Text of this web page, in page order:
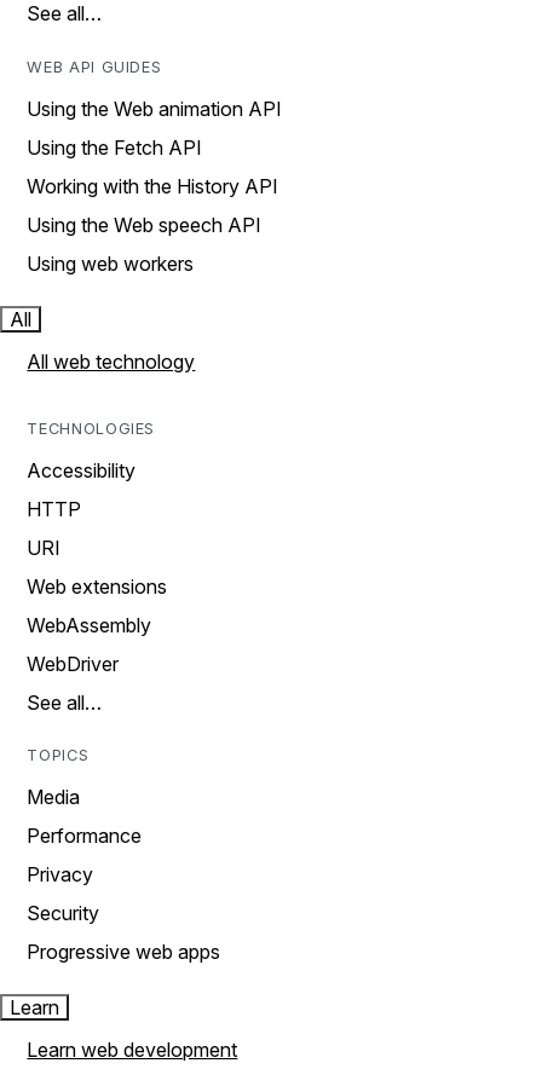
See all…
WEB API GUIDES
Using the Web animation API
Using the Fetch API
Working with the History API
Using the Web speech API
Using web workers
All
All web technology
TECHNOLOGIES
Accessibility
HTTP
URI
Web extensions
WebAssembly
WebDriver
See all…
TOPICS
Media
Performance
Privacy
Security
Progressive web apps
Learn
Learn web development